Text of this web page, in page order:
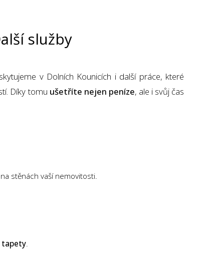
služby
v Dolních Kounicích i další práce, které
Díky tomu ušetříte nejen peníze, ale i svůj čas
na stěnách vaší nemovitosti.
tapety.